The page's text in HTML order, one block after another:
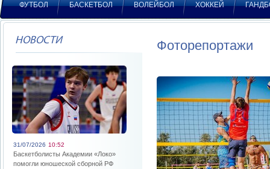
ФУТБОЛ БАСКЕТБОЛ ВОЛЕЙБОЛ ХОККЕЙ
НОВОСТИ
31/07/2026 10:52
Баскетболисты Академии «Локо»
помогли юношеской сборной РФ
Фоторепортажи